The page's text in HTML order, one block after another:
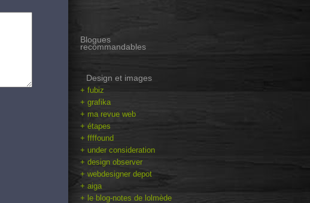
Blogues
recommandables
Design et images
+ fubiz
+ grafika
+ ma revue web
+ étapes
+ ffffound
+ under consideration
+ design observer
+ webdesigner depot
+ aiga
+ le blog-notes de lolmède